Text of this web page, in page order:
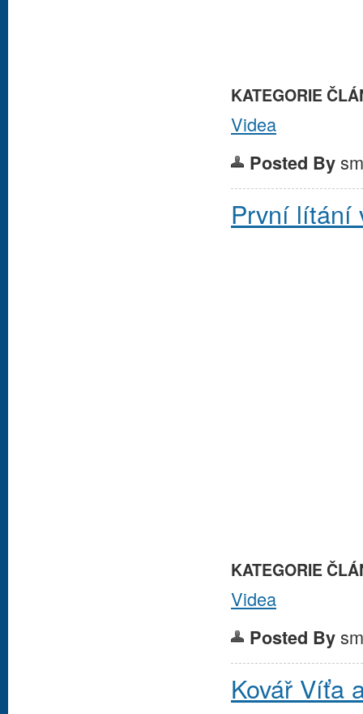
KATEGORIE
Videa
Posted By
První lítání
KATEGORIE
Videa
Posted By
Kovář Víťa